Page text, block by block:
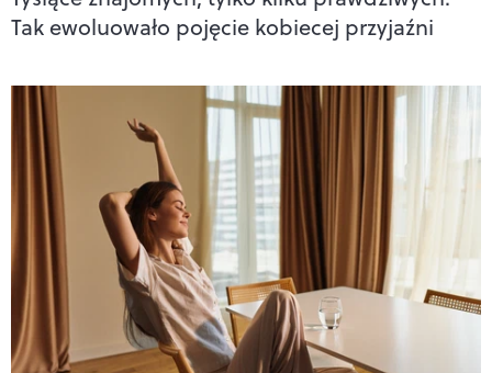
Tak ewoluowało pojęcie kobiecej przyjaźni